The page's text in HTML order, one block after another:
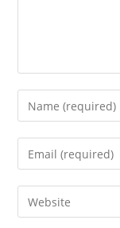
Enter
your
name
comment
Enter
your
email
address
Enter
your